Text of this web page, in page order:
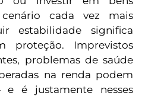
cada vez mais
estabilidade significa
proteção. Imprevistos
problemas de saúde
na renda podem
é justamente nesses